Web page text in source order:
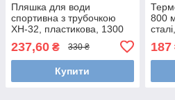
Пляшка для води
спортивна з трубочкою
XH-32, пластикова, 1300
237,60 ₴ 330 ₴
Купити
800
води)
187